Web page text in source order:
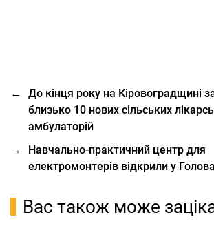
←
До кінця року на Кіровоградщині
близько 10 нових сільських
амбулаторій
→
Навчально-практичний центр для
електромонтерів відкрили у
Вас також може